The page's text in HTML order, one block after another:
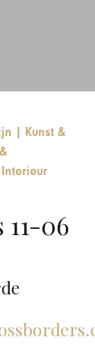
Kunst &
11-06